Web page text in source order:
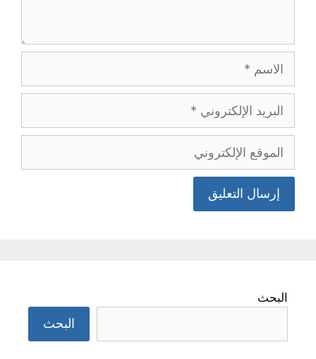
الاسم
البريد
الإلكتروني
الموقع
الإلكتروني
البحث
البحث